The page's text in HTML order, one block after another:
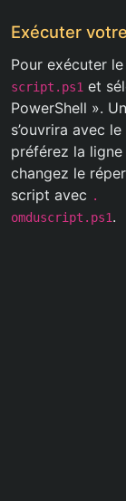
Exécuter
Pour exécuter
script.ps1 et
PowerShell ».
s’ouvrira avec
préférez la
changez le
script avec .
omduscript.ps1.